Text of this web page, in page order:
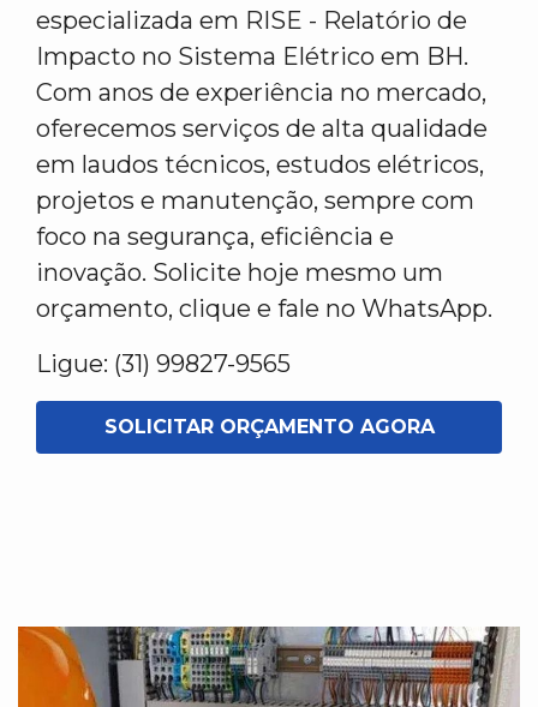
especializada em RISE - Relatório de
Impacto no Sistema Elétrico em BH.
Com anos de experiência no mercado,
oferecemos serviços de alta qualidade
em laudos técnicos, estudos elétricos,
projetos e manutenção, sempre com
foco na segurança, eficiência e
inovação. Solicite hoje mesmo um
orçamento, clique e fale no WhatsApp.
Ligue: (31) 99827-9565
SOLICITAR ORÇAMENTO AGORA